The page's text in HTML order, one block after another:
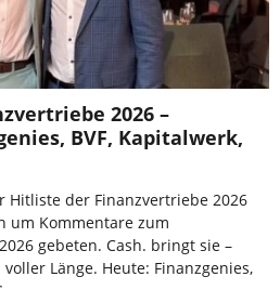
2026 –
BVF, Kapitalwerk,
Hitliste der Finanzvertriebe 2026
um Kommentare zum
gebeten. Cash. bringt sie –
Länge. Heute: Finanzgenies,